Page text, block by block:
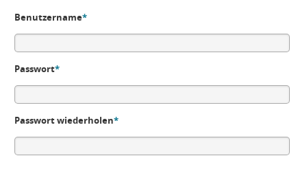
Benutzername*
Passwort*
Passwort wiederholen*